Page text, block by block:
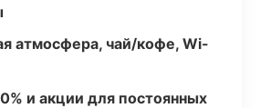
атмосфера, чай/кофе, Wi-
и акции для постоянных